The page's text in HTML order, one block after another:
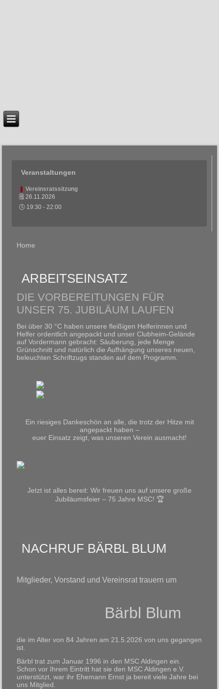
Veranstaltungen
Vereinsratssitzung
🗒 26.11.2026
🕓 19:30 - 22:00
Home
ARBEITSEINSATZ
DIE VORBEREITUNGEN FÜR
UNSER 75. JUBILÄUM LAUFEN
Bei über 30 °C haben unsere fleißigen Helferinnen und
Helfer ordentlich angepackt und unser Clubheim-Gelände
auf Vordermann gebracht: Säuberung, jede Menge
Grünschnitt und natürlich die Aufhängung unseres neuen,
beleuchten Schriftzugs standen auf dem Programm.
Ein riesiges Dankeschön an alle, die trotz der Hitze mit
angepackt haben –
euer Einsatz zeigt, was unseren Verein ausmacht!
Jetzt ist alles bereit: Wir freuen uns auf unsere große
Jubiläumsfeier – 75 Jahre MSC! 🏆
NACHRUF BÄRBL BLUM
Mitglieder, Vorstand und Vereinsrat trauern um
Bärbl Blum
die im Alter von 84 Jahren am 21.5.2026 von uns gegangen
ist.
Bärbl trat zum Januar 1996 in den MSC Aldingen ein.
Schon vor Ihrem Eintritt hat sie den MSC Aldingen e.V.
unterstützt, war ihr Ehemann Ernst ja bereit viele Jahre bei
uns Mitglied.